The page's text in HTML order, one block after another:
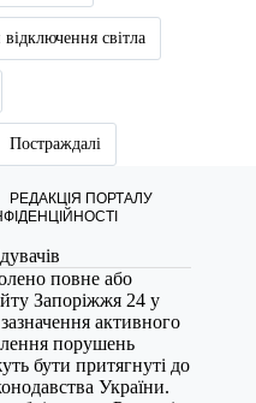
відключення світла
Постраждалі
РЕДАКЦІЯ ПОРТАЛУ
повне або
Запоріжжя 24 у
активного
порушень
бути притягнуті до
України.